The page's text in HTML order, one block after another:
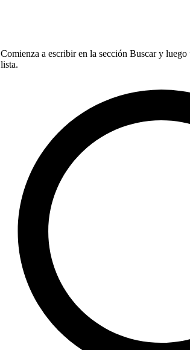
Comienza a escribir en la sección Buscar y
lista.